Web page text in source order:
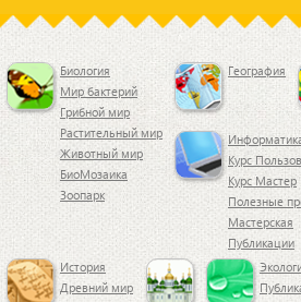
Учебное пособие охватывает
широкий круг вопросов,
основными направлениями
развития общественного
Биология
Мир бактерий
Грибной мир
Растительный мир
Животный мир
БиоМозаика
Зоопарк
География
Курс
Курс Мастер
Полезные
Мастерская
Публикации
История
Древний мир